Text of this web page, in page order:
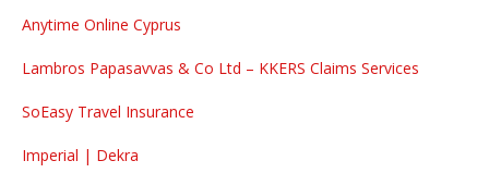
Anytime Online Cyprus
Lambros Papasavvas & Co Ltd – KKERS Claims Services
SoEasy Travel Insurance
Imperial | Dekra